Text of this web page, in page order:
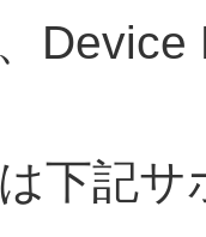
下記